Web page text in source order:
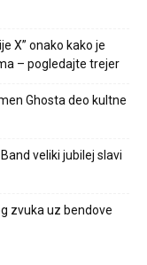
X” onako kako je
– pogledajte trejer
Ghosta deo kultne
veliki jubilej slavi
zvuka uz bendove